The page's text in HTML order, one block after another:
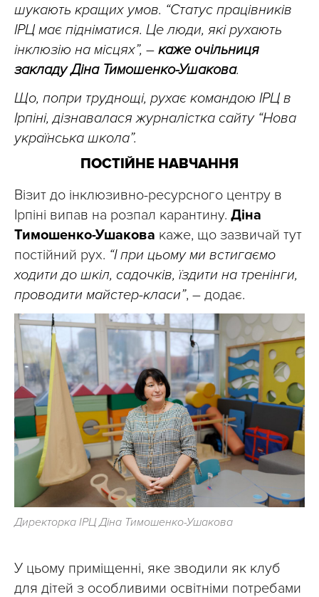
шукають кращих умов. “Статус працівників
ІРЦ має підніматися. Це люди, які рухають
інклюзію на місцях”, – каже очільниця
закладу Діна Тимошенко-Ушакова.
Що, попри труднощі, рухає командою ІРЦ в
Ірпіні, дізнавалася журналістка сайту “Нова
українська школа”.
ПОСТІЙНЕ НАВЧАННЯ
Візит до інклюзивно-ресурсного центру в
Ірпіні випав на розпал карантину. Діна
Тимошенко-Ушакова каже, що зазвичай тут
постійний рух. “І при цьому ми встигаємо
ходити до шкіл, садочків, їздити на тренінги,
проводити майстер-класи”, – додає.
Директорка ІРЦ Діна Тимошенко-Ушакова
У цьому приміщенні, яке зводили як клуб
для дітей з особливими освітніми потребами